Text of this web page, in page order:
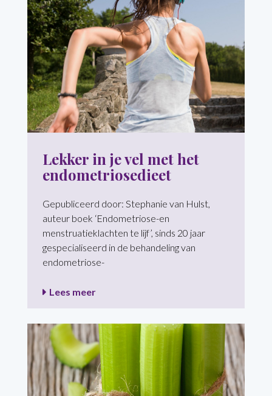
Lekker in je vel met het
endometriosedieet
Gepubliceerd door: Stephanie van Hulst,
auteur boek ‘Endometriose-en
menstruatieklachten te lijf’, sinds 20 jaar
gespecialiseerd in de behandeling van
endometriose-
Lees meer